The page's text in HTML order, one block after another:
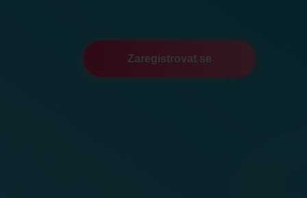
Zaregistrovat se